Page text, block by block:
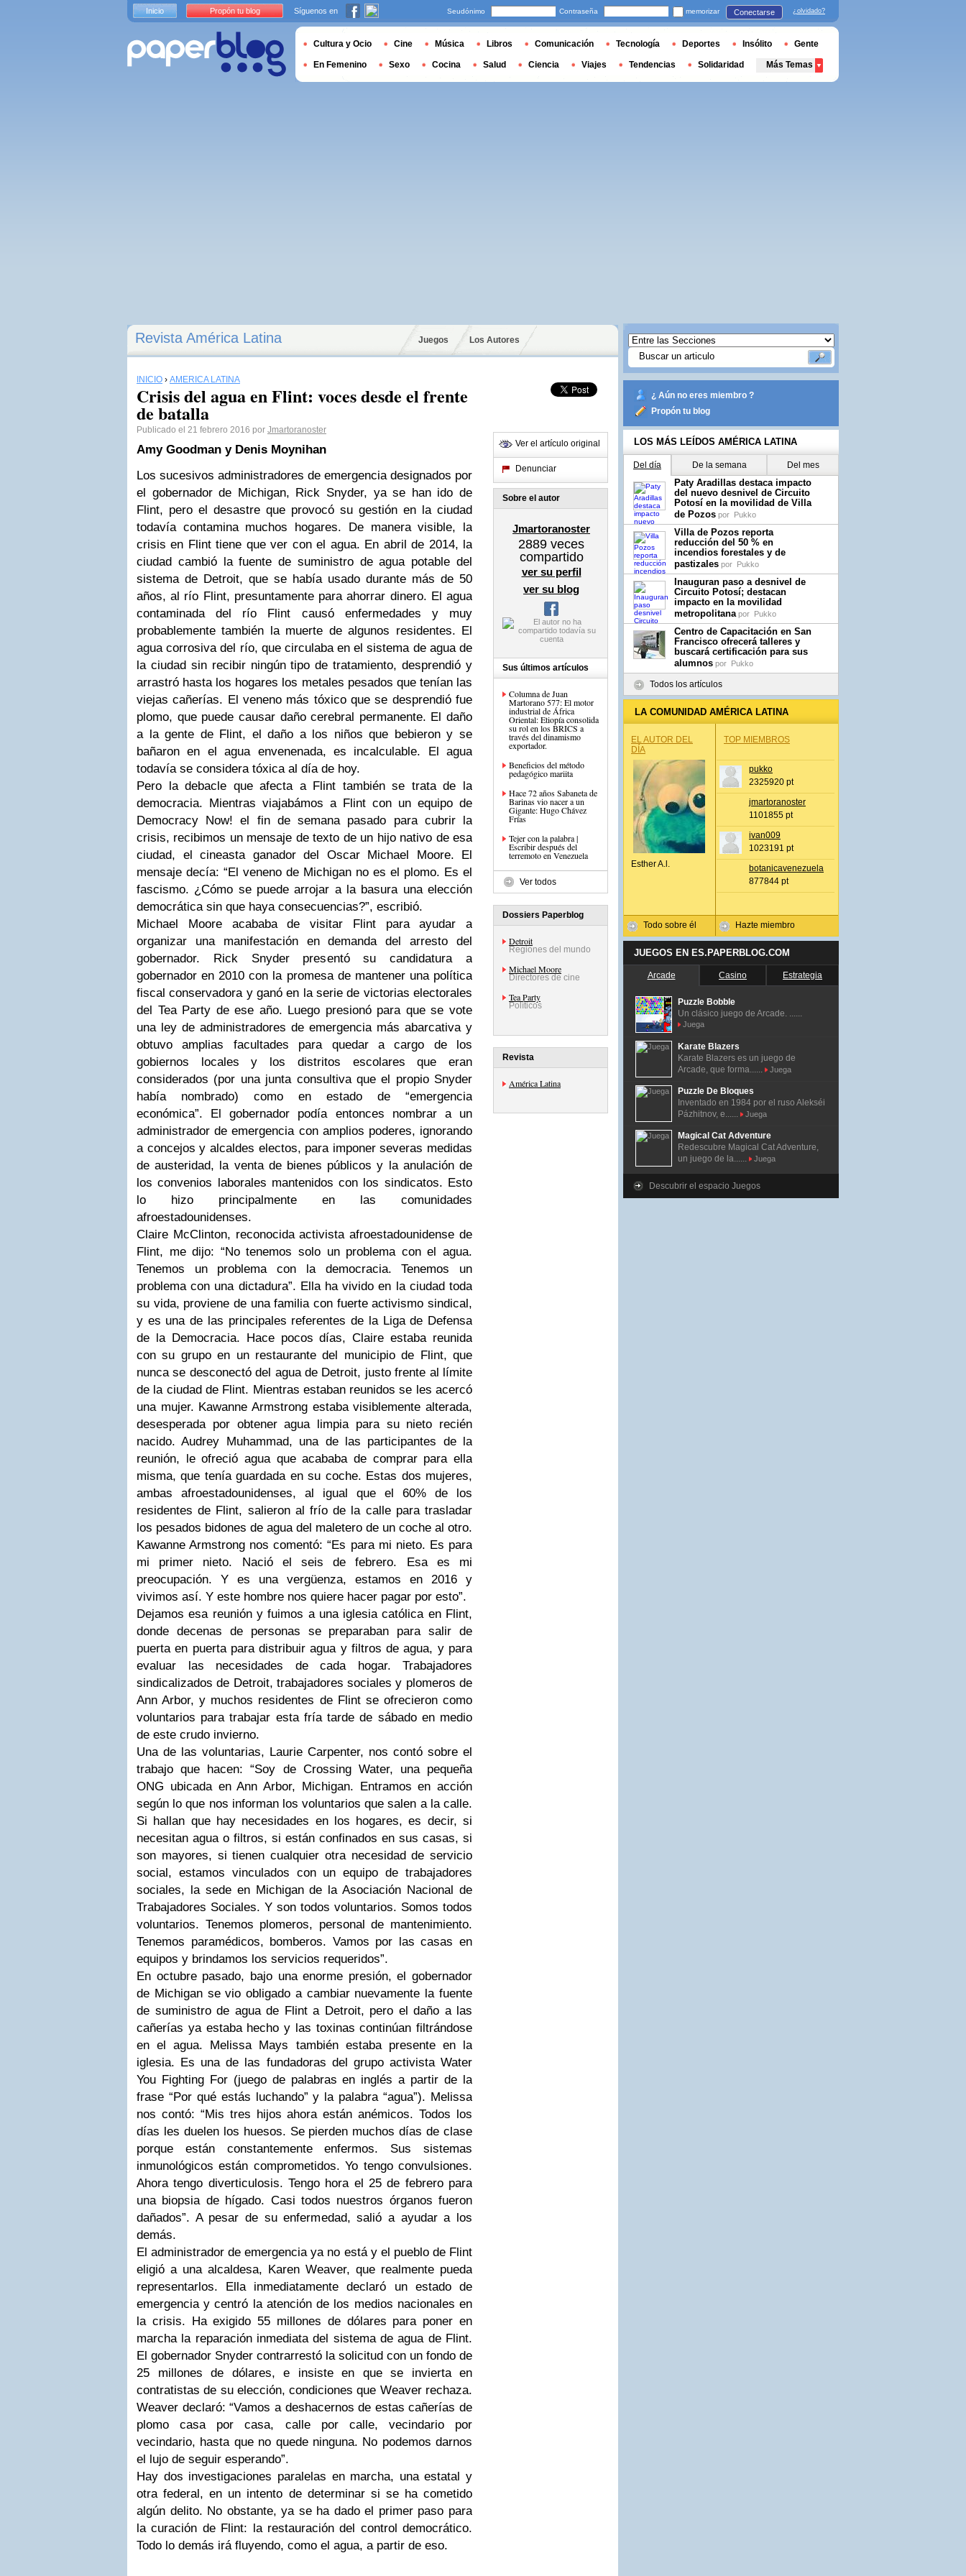
Revista América Latina Juegos Los Autores
INICIO › AMÉRICA LATINA
Crisis del agua en Flint: voces desde el frente
de batalla
Publicado el 21 febrero 2016 por Jmartoranoster
Amy Goodman y Denis Moynihan
Los sucesivos administradores de emergencia designados por
el gobernador de Michigan, Rick Snyder, ya se han ido de
Flint, pero el desastre que provocó su gestión en la ciudad
todavía contamina muchos hogares. De manera visible, la
crisis en Flint tiene que ver con el agua. En abril de 2014, la
ciudad cambió la fuente de suministro de agua potable del
sistema de Detroit, que se había usado durante más de 50
años, al río Flint, presuntamente para ahorrar dinero. El agua
contaminada del río Flint causó enfermedades y muy
probablemente también la muerte de algunos residentes. El
agua corrosiva del río, que circulaba en el sistema de agua de
la ciudad sin recibir ningún tipo de tratamiento, desprendió y
arrastró hasta los hogares los metales pesados que tenían las
viejas cañerías. El veneno más tóxico que se desprendió fue
plomo, que puede causar daño cerebral permanente. El daño
a la gente de Flint, el daño a los niños que bebieron y se
bañaron en el agua envenenada, es incalculable. El agua
todavía se considera tóxica al día de hoy.
Pero la debacle que afecta a Flint también se trata de la
democracia. Mientras viajabámos a Flint con un equipo de
Democracy Now! el fin de semana pasado para cubrir la
crisis, recibimos un mensaje de texto de un hijo nativo de esa
ciudad, el cineasta ganador del Oscar Michael Moore. El
mensaje decía: “El veneno de Michigan no es el plomo. Es el
fascismo. ¿Cómo se puede arrojar a la basura una elección
democrática sin que haya consecuencias?”, escribió.
Michael Moore acababa de visitar Flint para ayudar a
organizar una manifestación en demanda del arresto del
gobernador. Rick Snyder presentó su candidatura a
gobernador en 2010 con la promesa de mantener una política
fiscal conservadora y ganó en la serie de victorias electorales
del Tea Party de ese año. Luego presionó para que se vote
una ley de administradores de emergencia más abarcativa y
obtuvo amplias facultades para quedar a cargo de los
gobiernos locales y los distritos escolares que eran
considerados (por una junta consultiva que el propio Snyder
había nombrado) como en estado de “emergencia
económica”. El gobernador podía entonces nombrar a un
administrador de emergencia con amplios poderes, ignorando
a concejos y alcaldes electos, para imponer severas medidas
de austeridad, la venta de bienes públicos y la anulación de
los convenios laborales mantenidos con los sindicatos. Esto
lo hizo principalmente en las comunidades
afroestadounidenses.
Claire McClinton, reconocida activista afroestadounidense de
Flint, me dijo: “No tenemos solo un problema con el agua.
Tenemos un problema con la democracia. Tenemos un
problema con una dictadura”. Ella ha vivido en la ciudad toda
su vida, proviene de una familia con fuerte activismo sindical,
y es una de las principales referentes de la Liga de Defensa
de la Democracia. Hace pocos días, Claire estaba reunida
con su grupo en un restaurante del municipio de Flint, que
nunca se desconectó del agua de Detroit, justo frente al límite
de la ciudad de Flint. Mientras estaban reunidos se les acercó
una mujer. Kawanne Armstrong estaba visiblemente alterada,
desesperada por obtener agua limpia para su nieto recién
nacido. Audrey Muhammad, una de las participantes de la
reunión, le ofreció agua que acababa de comprar para ella
misma, que tenía guardada en su coche. Estas dos mujeres,
ambas afroestadounidenses, al igual que el 60% de los
residentes de Flint, salieron al frío de la calle para trasladar
los pesados bidones de agua del maletero de un coche al otro.
Kawanne Armstrong nos comentó: “Es para mi nieto. Es para
mi primer nieto. Nació el seis de febrero. Esa es mi
preocupación. Y es una vergüenza, estamos en 2016 y
vivimos así. Y este hombre nos quiere hacer pagar por esto”.
Dejamos esa reunión y fuimos a una iglesia católica en Flint,
donde decenas de personas se preparaban para salir de
puerta en puerta para distribuir agua y filtros de agua, y para
evaluar las necesidades de cada hogar. Trabajadores
sindicalizados de Detroit, trabajadores sociales y plomeros de
Ann Arbor, y muchos residentes de Flint se ofrecieron como
voluntarios para trabajar esta fría tarde de sábado en medio
de este crudo invierno.
Una de las voluntarias, Laurie Carpenter, nos contó sobre el
trabajo que hacen: “Soy de Crossing Water, una pequeña
ONG ubicada en Ann Arbor, Michigan. Entramos en acción
según lo que nos informan los voluntarios que salen a la calle.
Si hallan que hay necesidades en los hogares, es decir, si
necesitan agua o filtros, si están confinados en sus casas, si
son mayores, si tienen cualquier otra necesidad de servicio
social, estamos vinculados con un equipo de trabajadores
sociales, la sede en Michigan de la Asociación Nacional de
Trabajadores Sociales. Y son todos voluntarios. Somos todos
voluntarios. Tenemos plomeros, personal de mantenimiento.
Tenemos paramédicos, bomberos. Vamos por las casas en
equipos y brindamos los servicios requeridos”.
En octubre pasado, bajo una enorme presión, el gobernador
de Michigan se vio obligado a cambiar nuevamente la fuente
de suministro de agua de Flint a Detroit, pero el daño a las
cañerías ya estaba hecho y las toxinas continúan filtrándose
en el agua. Melissa Mays también estaba presente en la
iglesia. Es una de las fundadoras del grupo activista Water
You Fighting For (juego de palabras en inglés a partir de la
frase “Por qué estás luchando” y la palabra “agua”). Melissa
nos contó: “Mis tres hijos ahora están anémicos. Todos los
días les duelen los huesos. Se pierden muchos días de clase
porque están constantemente enfermos. Sus sistemas
inmunológicos están comprometidos. Yo tengo convulsiones.
Ahora tengo diverticulosis. Tengo hora el 25 de febrero para
una biopsia de hígado. Casi todos nuestros órganos fueron
dañados”. A pesar de su enfermedad, salió a ayudar a los
demás.
El administrador de emergencia ya no está y el pueblo de Flint
eligió a una alcaldesa, Karen Weaver, que realmente pueda
representarlos. Ella inmediatamente declaró un estado de
emergencia y centró la atención de los medios nacionales en
la crisis. Ha exigido 55 millones de dólares para poner en
marcha la reparación inmediata del sistema de agua de Flint.
El gobernador Snyder contrarrestó la solicitud con un fondo de
25 millones de dólares, e insiste en que se invierta en
contratistas de su elección, condiciones que Weaver rechaza.
Weaver declaró: “Vamos a deshacernos de estas cañerías de
plomo casa por casa, calle por calle, vecindario por
vecindario, hasta que no quede ninguna. No podemos darnos
el lujo de seguir esperando”.
Hay dos investigaciones paralelas en marcha, una estatal y
otra federal, en un intento de determinar si se ha cometido
algún delito. No obstante, ya se ha dado el primer paso para
la curación de Flint: la restauración del control democrático.
Todo lo demás irá fluyendo, como el agua, a partir de eso.
Ver el artículo original
Denunciar
Sobre el autor
Jmartoranoster
2889 veces
compartido
ver su perfil
ver su blog
Sus últimos artículos
Columna de Juan
Martorano 577: El motor
industrial de África
Oriental: Etiopía consolida
su rol en los BRICS a
través del dinamismo
exportador.
Beneficios del método
pedagógico mariita
Hace 72 años Sabaneta de
Barinas vio nacer a un
Gigante: Hugo Chávez
Frías
Tejer con la palabra |
Escribir después del
terremoto en Venezuela
Ver todos
Dossiers Paperblog
Detroit
Regiones del mundo
Michael Moore
Directores de cine
Tea Party
Políticos
Revista
América Latina
¿ Aún no eres miembro ?
Propón tu blog
LOS MÁS LEÍDOS AMÉRICA LATINA
Del día De la semana Del mes
Paty Aradillas destaca impacto
del nuevo desnivel de Circuito
Potosí en la movilidad de Villa
de Pozos por Pukko
Villa de Pozos reporta
reducción del 50 % en
incendios forestales y de
pastizales por Pukko
Inauguran paso a desnivel de
Circuito Potosí; destacan
impacto en la movilidad
metropolitana por Pukko
Centro de Capacitación en San
Francisco ofrecerá talleres y
buscará certificación para sus
alumnos por Pukko
Todos los artículos
LA COMUNIDAD AMÉRICA LATINA
EL AUTOR DEL
DÍA
Esther A.l.
Todo sobre él
TOP MIEMBROS
pukko
2325920 pt
jmartoranoster
1101855 pt
ivan009
1023191 pt
botanicavenezuela
877844 pt
Hazte miembro
JUEGOS EN ES.PAPERBLOG.COM
Arcade Casino Estrategia
Puzzle Bobble
Un clásico juego de Arcade. ......
Juega
Karate Blazers
Karate Blazers es un juego de
Arcade, que forma......
Juega
Puzzle De Bloques
Inventado en 1984 por el ruso Alekséi
Pázhitnov, e......
Juega
Magical Cat Adventure
Redescubre Magical Cat Adventure,
un juego de la......
Juega
Descubrir el espacio Juegos
Inicio Propón tu blog Síguenos en Seudónimo Contraseña memorizar Conectarse ¿olvidado?
Cultura y Ocio Cine Música Libros Comunicación Tecnología Deportes Insólito Gente
En Femenino Sexo Cocina Salud Ciencia Viajes Tendencias Solidaridad Más Temas